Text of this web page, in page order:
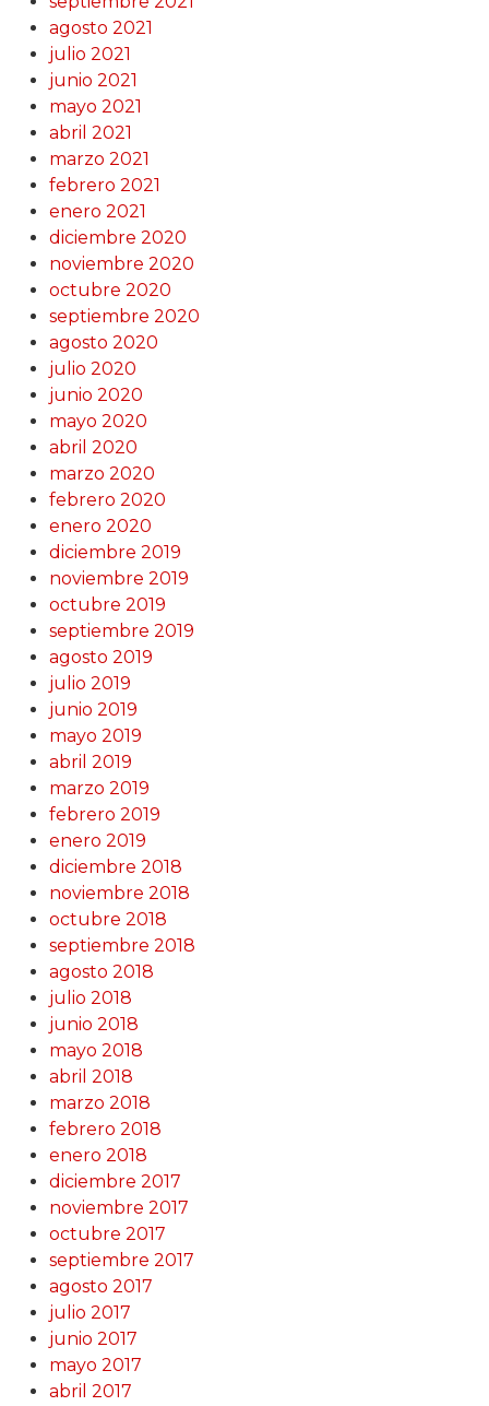
agosto 2021
julio 2021
junio 2021
mayo 2021
abril 2021
marzo 2021
febrero 2021
enero 2021
diciembre 2020
noviembre 2020
octubre 2020
septiembre 2020
agosto 2020
julio 2020
junio 2020
mayo 2020
abril 2020
marzo 2020
febrero 2020
enero 2020
diciembre 2019
noviembre 2019
octubre 2019
septiembre 2019
agosto 2019
julio 2019
junio 2019
mayo 2019
abril 2019
marzo 2019
febrero 2019
enero 2019
diciembre 2018
noviembre 2018
octubre 2018
septiembre 2018
agosto 2018
julio 2018
junio 2018
mayo 2018
abril 2018
marzo 2018
febrero 2018
enero 2018
diciembre 2017
noviembre 2017
octubre 2017
septiembre 2017
agosto 2017
julio 2017
junio 2017
mayo 2017
abril 2017